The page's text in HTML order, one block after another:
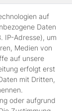
Sicherheit.
auf
Daten
IP-Adresse), um
Medien von
auf unsere
erfolgt erst
mit Dritten,
oder aufgrund